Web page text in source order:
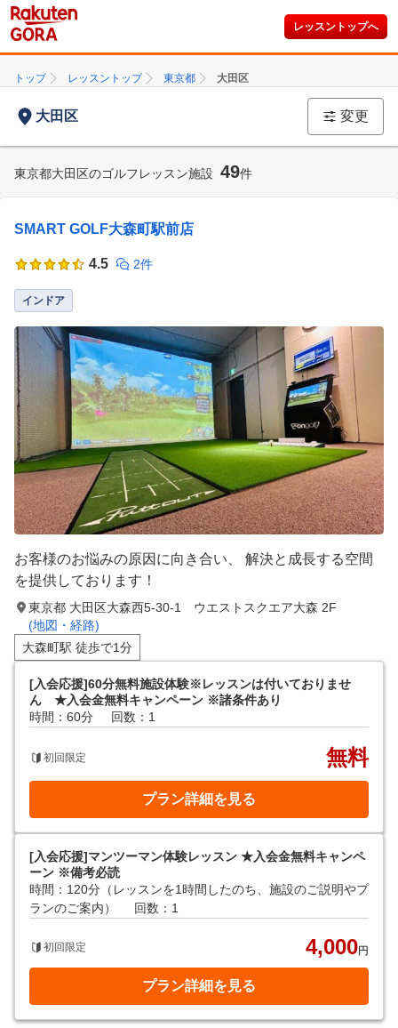
レッスントップへ
トップ レッスントップ 東京都 大田区
大田区 変更
東京都大田区のゴルフレッスン施設 49件
SMART GOLF大森町駅前店
4.5 2件
インドア
お客様のお悩みの原因に向き合い、 解決と成長する空間
を提供しております！
東京都 大田区大森西5-30-1 ウエストスクエア大森 2F
(地図・経路)
大森町駅 徒歩で1分
[入会応援]60分無料施設体験※レッスンは付いておりませ
ん ★入会金無料キャンペーン ※諸条件あり
時間：60分
回数：1
初回限定 無料
プラン詳細を見る
[入会応援]マンツーマン体験レッスン ★入会金無料キャンペ
ーン ※備考必読
時間：120分（レッスンを1時間したのち、施設のご説明やプ
ランのご案内）
回数：1
初回限定 4,000円
プラン詳細を見る